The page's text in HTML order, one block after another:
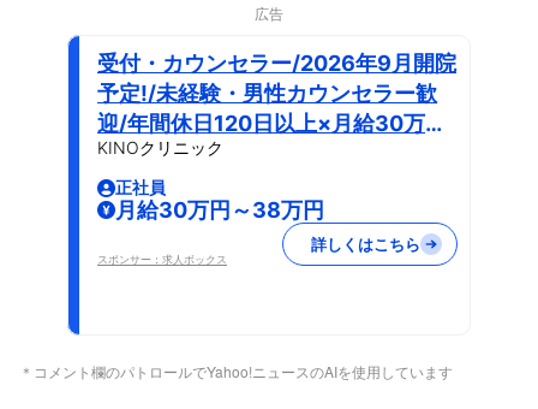
広告
受付・カウンセラー/2026年9月開院
予定!/未経験・男性カウンセラー歓
迎/年間休日120日以上×月給30万～
+インセンティブ制度/メンズ専門の
美容クリニック
KINOクリニック
正社員
月給30万円～38万円
スポンサー：求人ボックス
詳しくはこちら
＊コメント欄のパトロールでYahoo!ニュースのAIを使用しています